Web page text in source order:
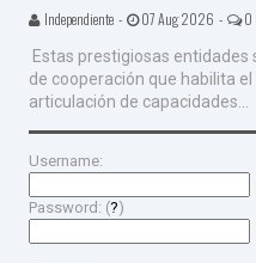
Independiente - 07 Aug 2026 - 0
Estas prestigiosas
de cooperación que habilita
articulación de capacidades...
Username:
Password: (?)